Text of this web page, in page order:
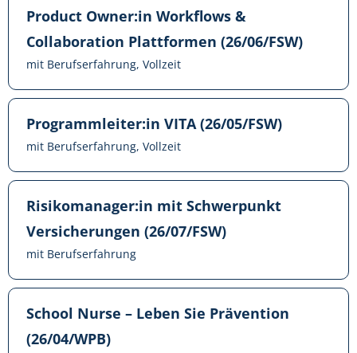
Product Owner:in Workflows &
Collaboration Plattformen (26/06/FSW)
mit Berufserfahrung, Vollzeit
Programmleiter:in VITA (26/05/FSW)
mit Berufserfahrung, Vollzeit
Risikomanager:in mit Schwerpunkt
Versicherungen (26/07/FSW)
mit Berufserfahrung
School Nurse – Leben Sie Prävention
(26/04/WPB)